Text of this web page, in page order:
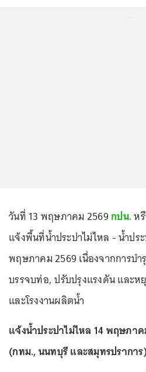
วันที่ 13 พฤษภาคม 2569กปน.ห
แจ้งพื้นที่น้ำประปาไม่ไหล - น้ำปร
พฤษภาคม 2569 เนื่องจากการบ
บรรจบท่อ, ปรับปรุงแรงดัน และ
และโรงงานผลิตน้ำ
แจ้งน้ำประปาไม่ไหล 14 พฤษภ
(กทม., นนทบุรี และสมุทรปรากา